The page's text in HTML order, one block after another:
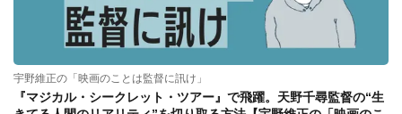
宇野維正の「映画のことは監督に訊け」
『マジカル・シークレット・ツアー』で飛躍。天野千尋監督の“生